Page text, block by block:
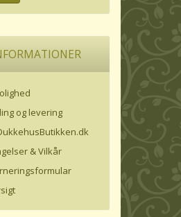
og levering
& Vilkår